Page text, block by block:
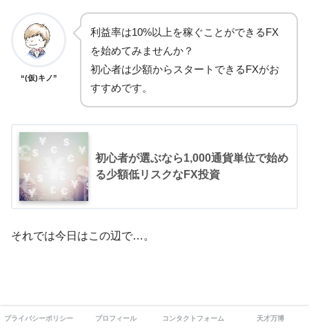
“(仮)キノ”
利益率は10%以上を稼ぐことができるFX
を始めてみませんか？
初心者は少額からスタートできるFXがお
すすめです。
初心者が選ぶなら1,000通貨単位で始め
る少額低リスクなFX投資
それでは今日はこの辺で…。
プライバシーポリシー プロフィール コンタクトフォーム 天才万博